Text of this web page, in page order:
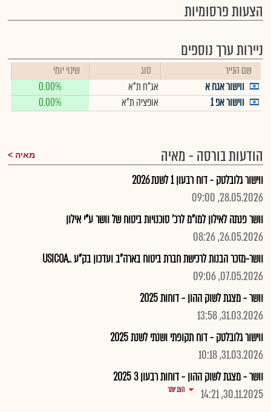
הצעות פרסומיות
ניירות ערך נוספים
שם הנייר סוג
שינוי יומי
ווישור אגח א
אג"ח ת"א
0.00%
ווישור אפ 1
אופציה ת"א 0.00%
הודעות בורסה - מאיה מאיה
ווישור גלובלטק - דוח רבעון 1 לשנת 2026
28.05.2026, 09:00
וושר פנתה לאילון למו"מ לרכ' סוכנויות ביטוח של וושר ע"י אילון
26.05.2026, 08:26
וושר-מזכר הבנות לרכישת חברת ביטוח בארה"ב ועדכון בק"ע ..USICOA
07.05.2026, 09:06
וושר - מצגת לשוק ההון - דוחות 2025
31.03.2026, 13:58
ווישור גלובלטק - דוח תקופתי ושנתי לשנת 2025
31.03.2026, 10:18
וושר - מצגת לשוק ההון - דוחות רבעון 3 2025
30.11.2025, 14:21
הצג יותר